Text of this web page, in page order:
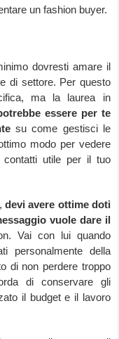
un fashion buyer.
dovresti amare il
di settore. Per questo
ma la laurea in
essere per te
su come gestisci le
modo per vedere
utile per il tuo
devi avere ottime doti
vuole dare il
Vai con lui quando
personalmente della
di non perdere troppo
di conservare gli
il budget e il lavoro